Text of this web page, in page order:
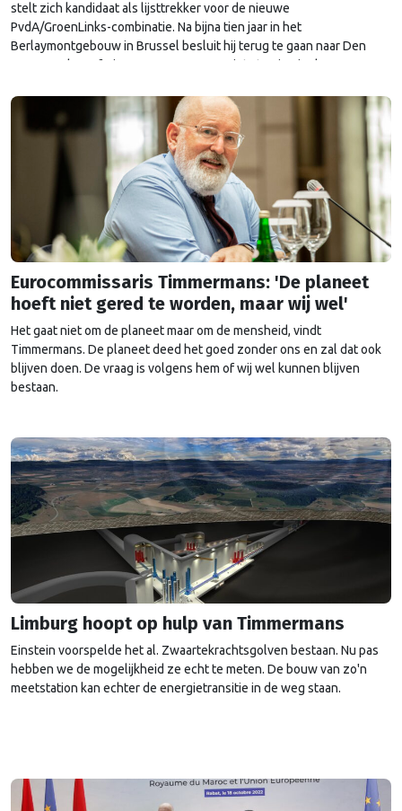
stelt zich kandidaat als lijsttrekker voor de nieuwe
PvdA/GroenLinks-combinatie. Na bijna tien jaar in het
Berlaymontgebouw in Brussel besluit hij terug te gaan naar Den
Haag. Eerder gaf Timmermans nog aan niets te zien in de
…
Eurocommissaris Timmermans: 'De planeet
hoeft niet gered te worden, maar wij wel'
Het gaat niet om de planeet maar om de mensheid, vindt
Timmermans. De planeet deed het goed zonder ons en zal dat ook
blijven doen. De vraag is volgens hem of wij wel kunnen blijven
bestaan.
Limburg hoopt op hulp van Timmermans
Einstein voorspelde het al. Zwaartekrachtsgolven bestaan. Nu pas
hebben we de mogelijkheid ze echt te meten. De bouw van zo'n
meetstation kan echter de energietransitie in de weg staan.